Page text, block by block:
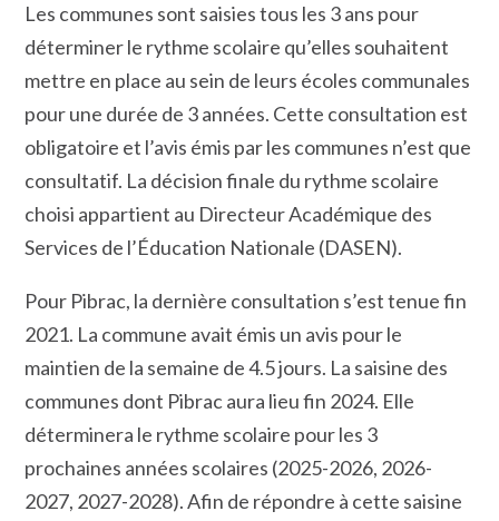
Les communes sont saisies tous les 3 ans pour
déterminer le rythme scolaire qu’elles souhaitent
mettre en place au sein de leurs écoles communales
pour une durée de 3 années. Cette consultation est
obligatoire et l’avis émis par les communes n’est que
consultatif. La décision finale du rythme scolaire
choisi appartient au Directeur Académique des
Services de l’Éducation Nationale (DASEN).
Pour Pibrac, la dernière consultation s’est tenue fin
2021. La commune avait émis un avis pour le
maintien de la semaine de 4.5 jours. La saisine des
communes dont Pibrac aura lieu fin 2024. Elle
déterminera le rythme scolaire pour les 3
prochaines années scolaires (2025-2026, 2026-
2027, 2027-2028). Afin de répondre à cette saisine